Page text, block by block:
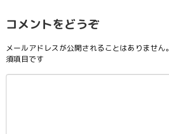
コメントをどうぞ
メールアドレスが公開されることはありません。
須項目です